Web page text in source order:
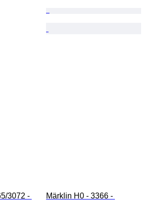
3072 -
Märklin H0 - 3366 -